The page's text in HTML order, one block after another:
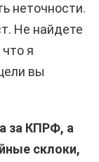
неточности.
Не найдете
я
вы
за КПРФ, а
склоки,